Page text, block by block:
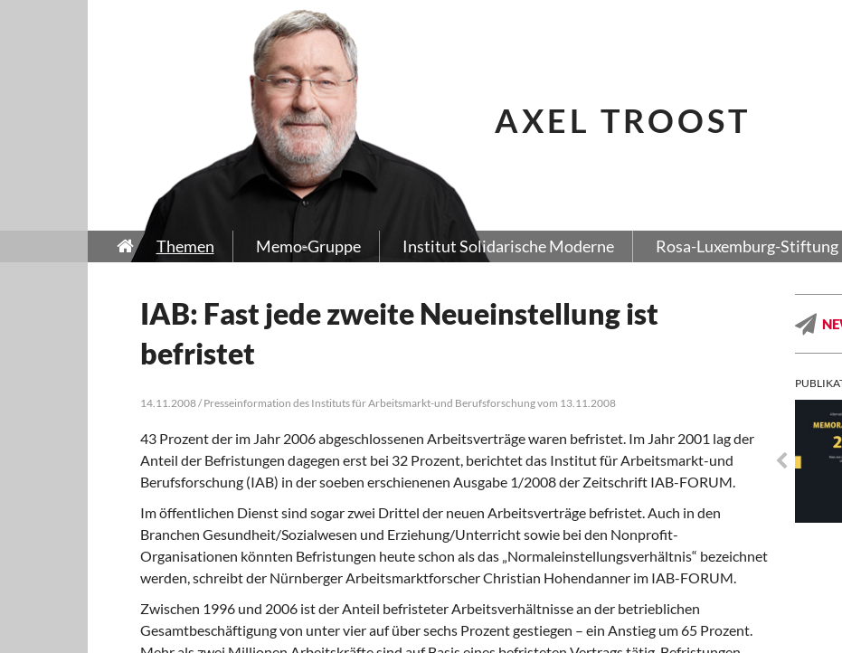
AXEL TROOST
Themen Memo-Gruppe Institut Solidarische Moderne Rosa-Luxemburg-Stiftung
IAB: Fast jede zweite Neueinstellung ist
befristet
14.11.2008 / Presseinformation des Instituts für Arbeitsmarkt-und Berufsforschung vom 13.11.2008
43 Prozent der im Jahr 2006 abgeschlossenen Arbeitsverträge waren befristet. Im Jahr 2001 lag der
Anteil der Befristungen dagegen erst bei 32 Prozent, berichtet das Institut für Arbeitsmarkt-und
Berufsforschung (IAB) in der soeben erschienenen Ausgabe 1/2008 der Zeitschrift IAB-FORUM.
Im öffentlichen Dienst sind sogar zwei Drittel der neuen Arbeitsverträge befristet. Auch in den
Branchen Gesundheit/Sozialwesen und Erziehung/Unterricht sowie bei den Nonprofit-
Organisationen könnten Befristungen heute schon als das „Normaleinstellungsverhältnis“ bezeichnet
werden, schreibt der Nürnberger Arbeitsmarktforscher Christian Hohendanner im IAB-FORUM.
Zwischen 1996 und 2006 ist der Anteil befristeter Arbeitsverhältnisse an der betrieblichen
Gesamtbeschäftigung von unter vier auf über sechs Prozent gestiegen – ein Anstieg um 65 Prozent.
Solidarisches EUropa -
Mosaiklinke Perspektiven